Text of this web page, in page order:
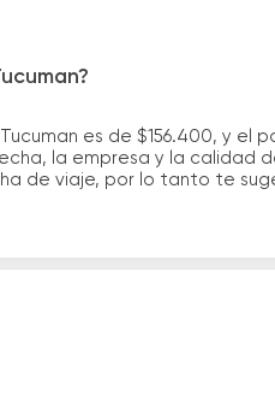
es de $156.400, y el
la empresa y la calidad
de viaje, por lo tanto te